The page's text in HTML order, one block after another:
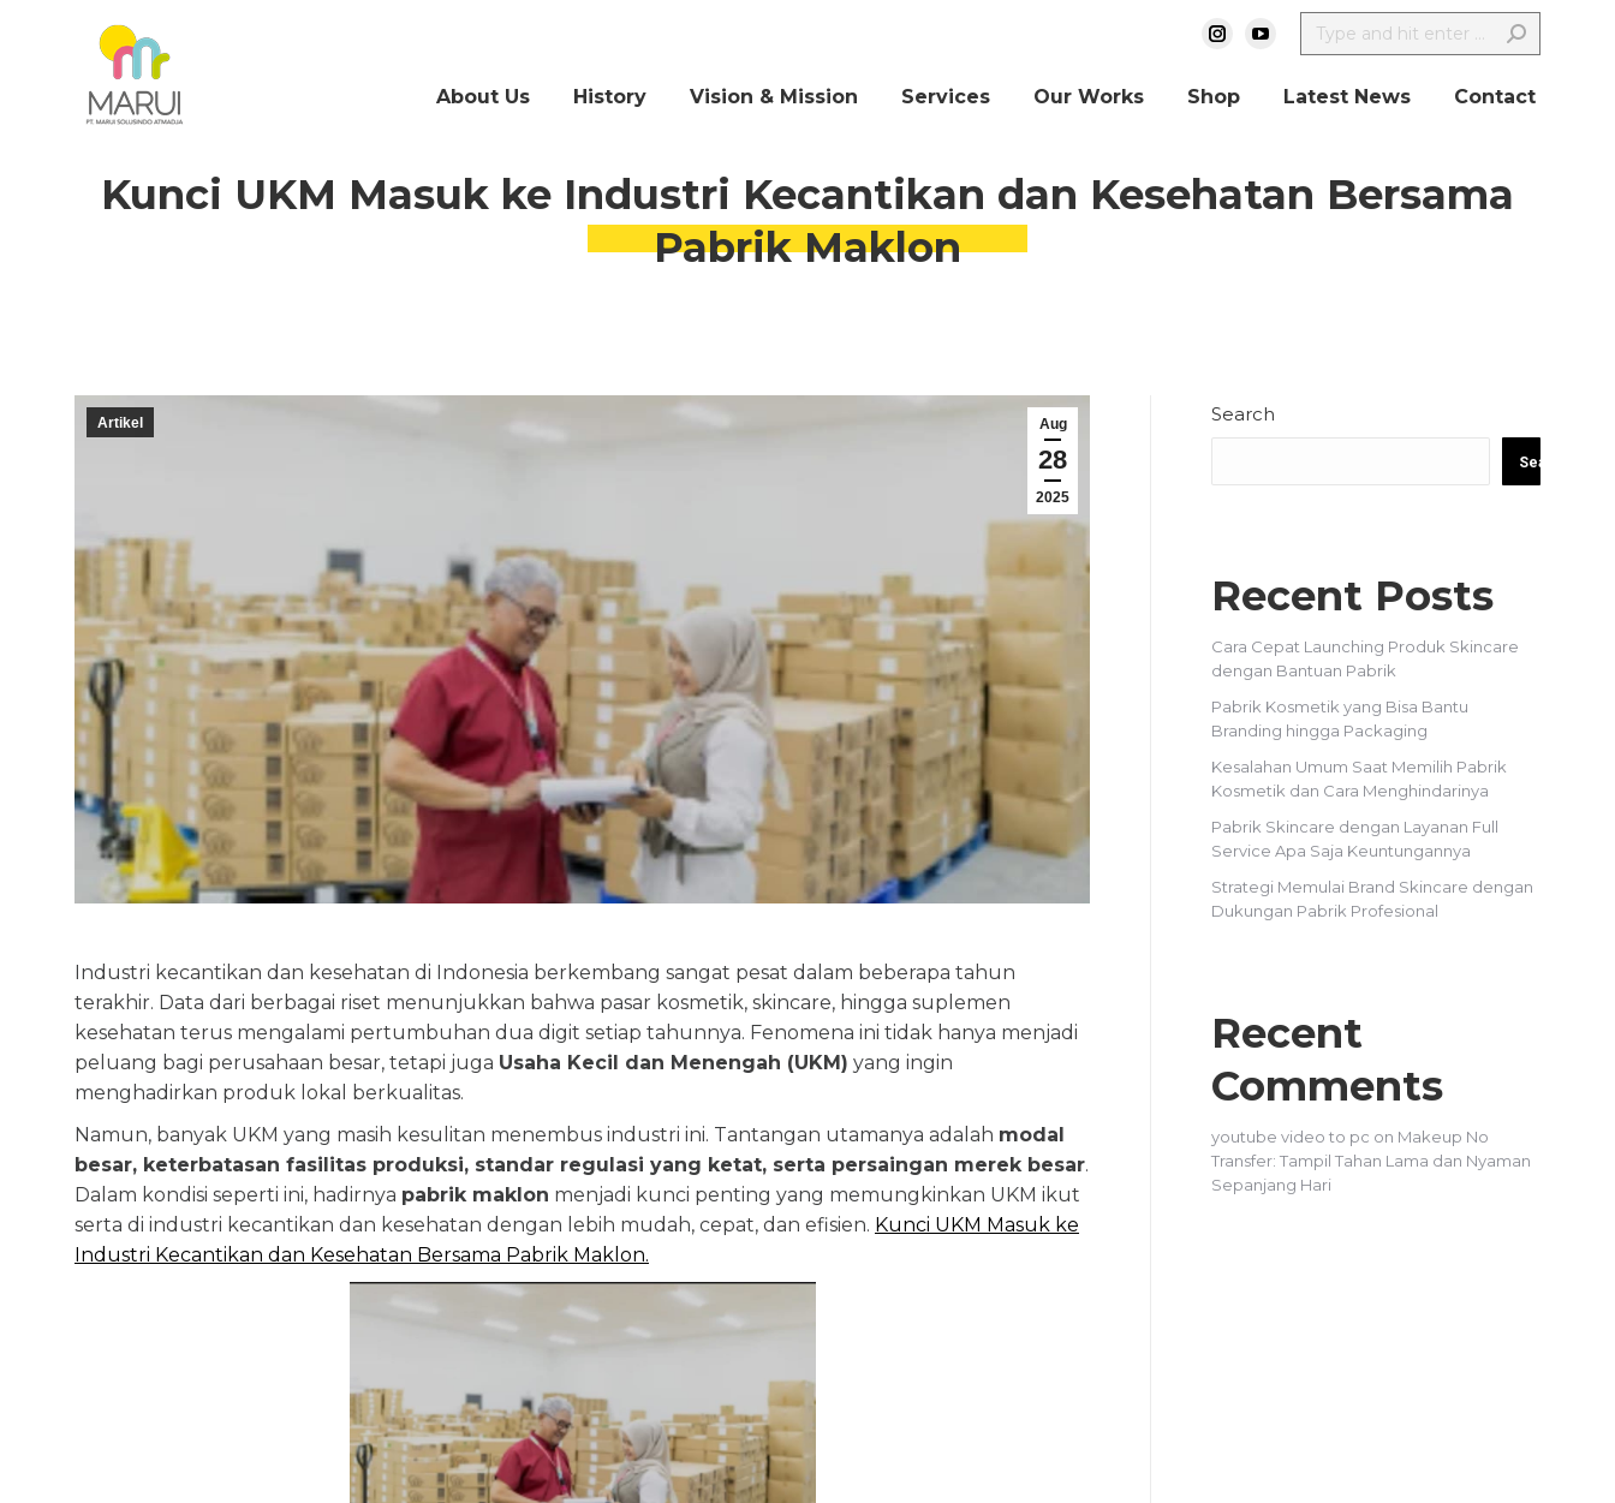
About Us History Vision & Mission Services Our Works Shop Latest News Contact
Kunci UKM Masuk ke Industri Kecantikan dan Kesehatan Bersama
Pabrik Maklon
Aug
28
2025
Artikel
Industri kecantikan dan kesehatan di Indonesia berkembang sangat pesat dalam beberapa tahun
terakhir. Data dari berbagai riset menunjukkan bahwa pasar kosmetik, skincare, hingga suplemen
kesehatan terus mengalami pertumbuhan dua digit setiap tahunnya. Fenomena ini tidak hanya menjadi
peluang bagi perusahaan besar, tetapi juga Usaha Kecil dan Menengah (UKM) yang ingin
menghadirkan produk lokal berkualitas.
Namun, banyak UKM yang masih kesulitan menembus industri ini. Tantangan utamanya adalah modal
besar, keterbatasan fasilitas produksi, standar regulasi yang ketat, serta persaingan merek besar.
Dalam kondisi seperti ini, hadirnya pabrik maklon menjadi kunci penting yang memungkinkan UKM ikut
serta di industri kecantikan dan kesehatan dengan lebih mudah, cepat, dan efisien. Kunci UKM Masuk ke
Industri Kecantikan dan Kesehatan Bersama Pabrik Maklon.
Search
Search
Recent Posts
Cara Cepat Launching Produk Skincare
dengan Bantuan Pabrik
Pabrik Kosmetik yang Bisa Bantu
Branding hingga Packaging
Kesalahan Umum Saat Memilih Pabrik
Kosmetik dan Cara Menghindarinya
Pabrik Skincare dengan Layanan Full
Service Apa Saja Keuntungannya
Strategi Memulai Brand Skincare dengan
Dukungan Pabrik Profesional
Recent
Comments
youtube video to pc on Makeup No
Transfer: Tampil Tahan Lama dan Nyaman
Sepanjang Hari